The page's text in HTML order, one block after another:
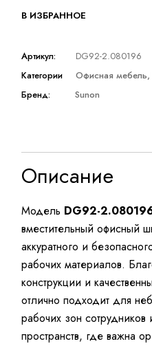
В ИЗБРАННОЕ
Артикул:
DG92-2.080196
Категории
Офисная мебель
Бренд:
Sunon
Описание
Модель DG92-
вместительный офисный
аккуратного и
рабочих материалов.
конструкции и
отлично подходит для
рабочих зон
пространств, где важна